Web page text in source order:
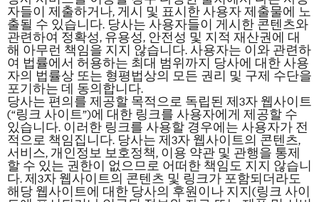
자들이 제출하거나, 게시 및 표시한 사용자 제출물에 노
출될 수 있습니다. 당사는 사용자들이 게시한 콘텐츠와
관련하여 정확성, 유용성, 안전성 및 지적 재산권에 대
해 아무런 책임을 지지 않습니다. 사용자는 이와 관련하
여 법률에서 허용하는 최대 범위까지 당사에 대한 사용
자의 법률상 또는 형평법상의 모든 권리 및 구제 수단을
포기하는 데 동의합니다.
당사는 편의를 제공할 목적으로 독립된 제3자 웹사이트
(“링크 사이트”)에 대한 링크를 사용자에게 제공할 수
있습니다. 이러한 링크를 사용할 경우에는 사용자가 전
적으로 책임집니다. 당사는 제3자 웹사이트의 콘텐츠,
서비스, 개인정보 보호정책, 이용 약관 및 관행을 통제
할 수 있는 권한이 없으므로 어떠한 책임도 지지 않습니
다. 제3자 웹사이트의 콘텐츠 및 링크가 포함되더라도
해당 웹사이트에 대한 당사의 후원이나 지지(링크 사이